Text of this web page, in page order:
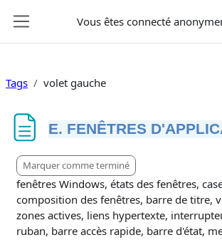
Vous êtes connecté
Tags volet gauche
E. FENÊTRES
Conditions d’achèvement
Marquer comme terminé
fenêtres Windows, états des fenêtres,
composition des fenêtres, barre de titre,
zones actives, liens hypertexte,
ruban, barre accès rapide, barre d'état,